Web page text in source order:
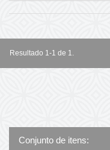
Resultado 1-1 de 1.
Conjunto de itens: